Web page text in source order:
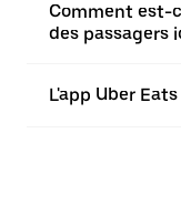
Comment est-
des passagers
L'app Uber